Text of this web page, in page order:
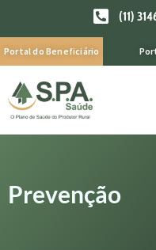
(11)
Portal do Beneficiário
Prevenção